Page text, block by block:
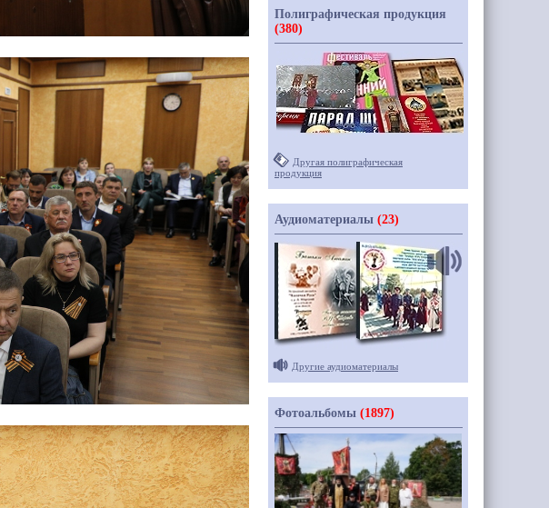
Полиграфическая продукция
(380)
Другая полиграфическая
продукция
Аудиоматериалы (23)
Другие аудиоматериалы
Фотоальбомы (1897)